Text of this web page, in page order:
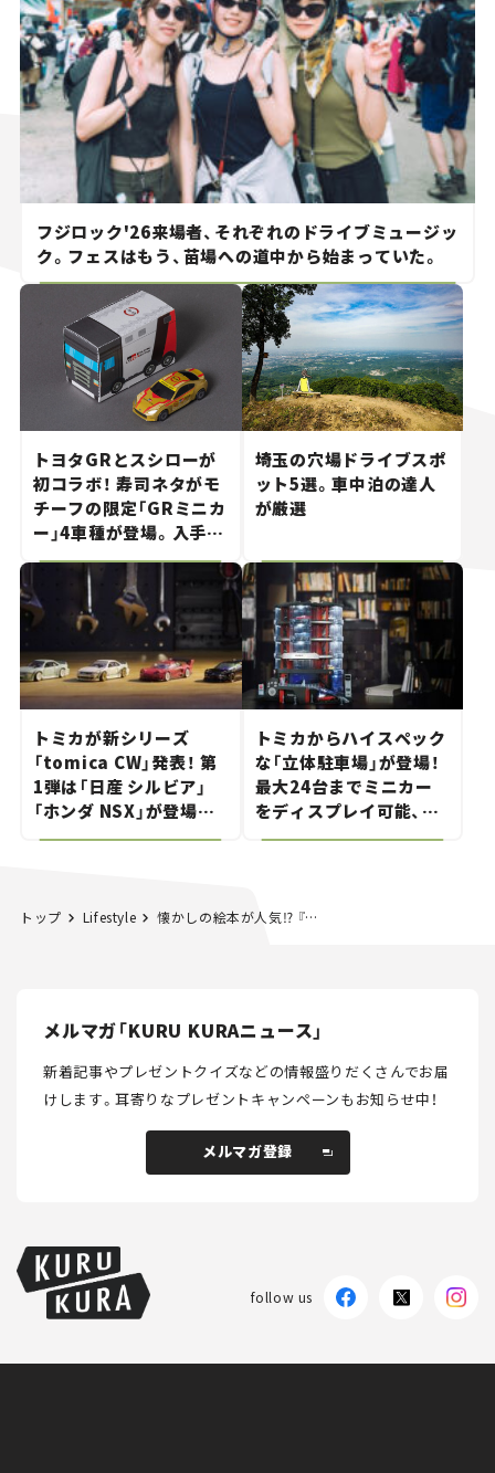
フジロック'26来場者、それぞれのドライブミュージッ
ク。フェスはもう、苗場への道中から始まっていた。
トヨタGRとスシローが
初コラボ！ 寿司ネタがモ
チーフの限定「GRミニカ
ー」4車種が登場。入手方
法は？【クルマとホビー】
埼玉の穴場ドライブスポ
ット5選。車中泊の達人
が厳選
トミカが新シリーズ
「tomica CW」発表！ 第
1弾は「日産 シルビア」
「ホンダ NSX」が登場。
世界が注目す
トミカからハイスペック
な「立体駐車場」が登場！
最大24台までミニカー
をディスプレイ可能、特
別な「日産 GT-R
トップ Lifestyle 懐かしの絵本が人気⁉ 『しょうぼうじどうしゃ じぷた』がいまも愛されるわけ。
メルマガ「KURU KURAニュース」
新着記事やプレゼントクイズなどの情報盛りだくさんでお届
けします。耳寄りなプレゼントキャンペーンもお知らせ中！
メルマガ登録
follow us